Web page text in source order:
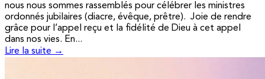
nous nous sommes rassemblés pour célébrer les ministres
ordonnés jubilaires (diacre, évêque, prêtre). Joie de rendre
grâce pour l’appel reçu et la fidélité de Dieu à cet appel
dans nos vies. En...
Lire la suite →